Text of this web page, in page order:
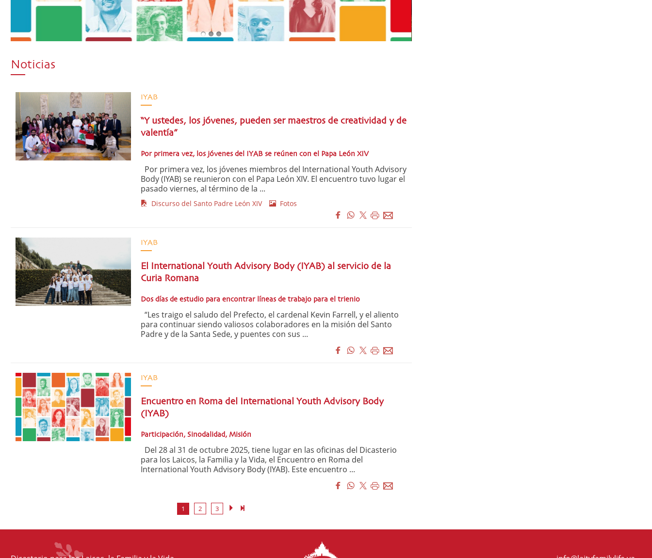
Noticias
IYAB
“Y ustedes, los jóvenes, pueden ser maestros de creatividad y de
valentía”
Por primera vez, los jóvenes del IYAB se reúnen con el Papa León XIV
Por primera vez, los jóvenes miembros del International Youth Advisory
Body (IYAB) se reunieron con el Papa León XIV. El encuentro tuvo lugar el
pasado viernes, al término de la ...
Discurso del Santo Padre León XIV Fotos
IYAB
El International Youth Advisory Body (IYAB) al servicio de la
Curia Romana
Dos días de estudio para encontrar líneas de trabajo para el trienio
“Les traigo el saludo del Prefecto, el cardenal Kevin Farrell, y el aliento
para continuar siendo valiosos colaboradores en la misión del Santo
Padre y de la Santa Sede, y puentes con sus ...
IYAB
Encuentro en Roma del International Youth Advisory Body
(IYAB)
Participación, Sinodalidad, Misión
Del 28 al 31 de octubre 2025, tiene lugar en las oficinas del Dicasterio
para los Laicos, la Familia y la Vida, el Encuentro en Roma del
International Youth Advisory Body (IYAB). Este encuentro ...
1 2 3